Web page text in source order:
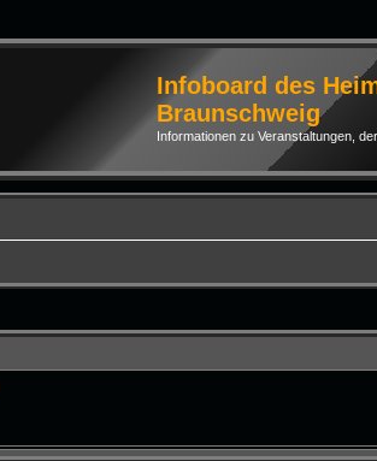
Infoboard des
Braunschweig
Informationen zu Veranstaltungen,